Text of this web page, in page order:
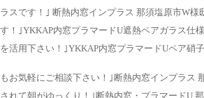
スです！｣ 断熱内窓インプラス 那須塩原市W様
！｣YKKAP内窓プラマードU遮熱ペアガラス仕
活用下さい！｣YKKAP内窓プラマードUペア硝
お気軽にご相談下さい！｣断熱内窓インプラス
れて朝がゆっくり！｣断熱内窓・プラマードU